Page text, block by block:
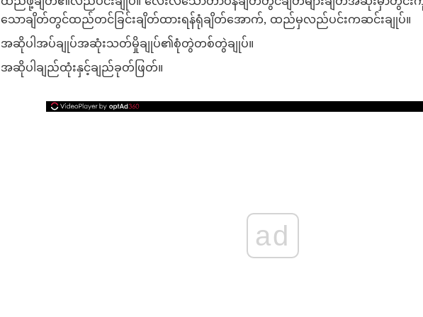
သောချိတ်တွင်ထည်တင်ခြင်းချိတ်ထားရန်ရုံချိတ်အောက်, ထည်မှလည်ပင်းကဆင်းချုပ်။
အဆိုပါအပ်ချုပ်အဆုံးသတ်မှိုချုပ်၏စုံတွဲတစ်တွဲချုပ်။
အဆိုပါချည်ထုံးနှင့်ချည်ခုတ်ဖြတ်။
ad